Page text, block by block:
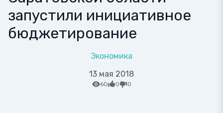
запустили инициативное
бюджетирование
Экономика
13 мая 2018
60 0 0